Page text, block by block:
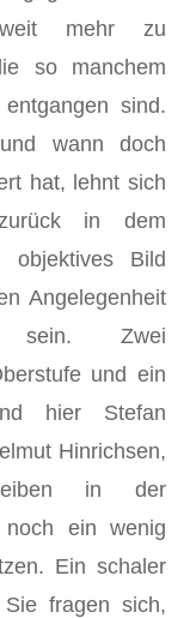
mehr zu
so manchem
sind.
wann doch
hat, lehnt sich
in dem
objektives Bild
Angelegenheit
sein. Zwei
und ein
hier Stefan
Hinrichsen,
in der
noch ein wenig
Ein schaler
Sie fragen sich,